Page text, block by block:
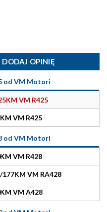
OPINIĘ
od VM Motori
VM R425
VM R425
od VM Motori
VM R428
177KM VM RA428
VM A428